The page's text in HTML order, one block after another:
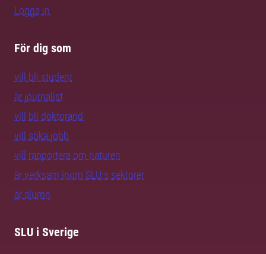
Logga in
För dig som
vill bli student
är journalist
vill bli doktorand
vill söka jobb
vill rapportera om naturen
är verksam inom SLU:s sektorer
är alumn
SLU i Sverige